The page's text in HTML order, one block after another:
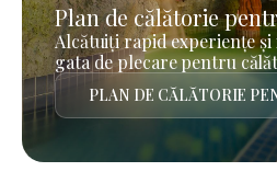
Plan de călătorie
Alcătuiți rapid experiențe și
gata de plecare pentru
PLAN DE CĂLĂTORIE